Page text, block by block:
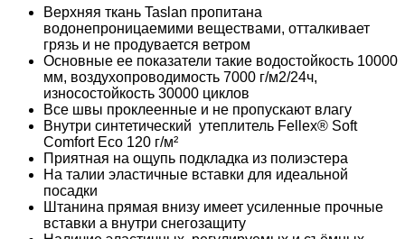
Верхняя ткань Taslan пропитана
водонепроницаемими веществами, отталкивает
грязь и не продувается ветром
Основные ее показатели такие водостойкость 10000
мм, воздухопроводимость 7000 г/м2/24ч,
износостойкость 30000 циклов
Все швы проклеенные и не пропускают влагу
Внутри синтетический утеплитель Fellex® Soft
Comfort Eco 120 г/м²
Приятная на ощупь подкладка из полиэстера
На талии эластичные вставки для идеальной
посадки
Штанина прямая внизу имеет усиленные прочные
вставки а внутри снегозащиту